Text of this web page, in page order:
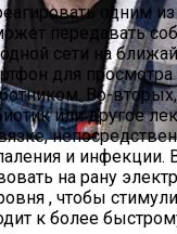
В Америке
одним из
передавать
сети на
для
Во-
или другое
и инфекции.
на рану
, чтобы
к более